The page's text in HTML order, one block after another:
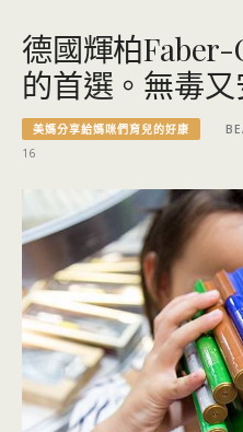
德國輝柏
的首選。無毒又
美媽分享給媽咪們育兒的好康
16